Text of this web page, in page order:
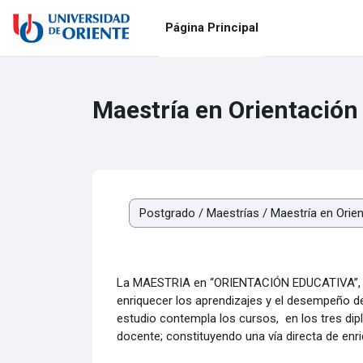
Página Principal
Maestría en
Categorías
La MAESTRIA en “ORIENTACIÓN
enriquecer los aprendizajes y el desempeño
estudio contempla los cursos, en los tres
docente; constituyendo una vía directa de